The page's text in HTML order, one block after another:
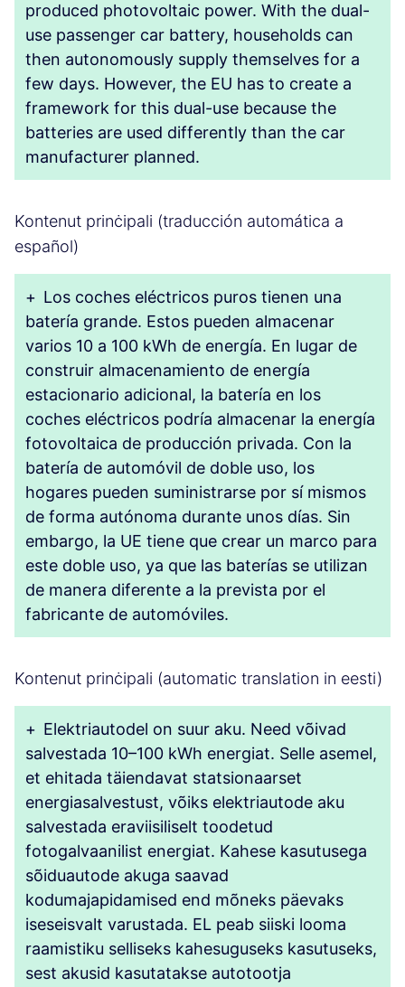
produced photovoltaic power. With the dual-
use passenger car battery, households can
then autonomously supply themselves for a
few days. However, the EU has to create a
framework for this dual-use because the
batteries are used differently than the car
manufacturer planned.
Kontenut prinċipali (traducción automática a
español)
+ Los coches eléctricos puros tienen una
batería grande. Estos pueden almacenar
varios 10 a 100 kWh de energía. En lugar de
construir almacenamiento de energía
estacionario adicional, la batería en los
coches eléctricos podría almacenar la energía
fotovoltaica de producción privada. Con la
batería de automóvil de doble uso, los
hogares pueden suministrarse por sí mismos
de forma autónoma durante unos días. Sin
embargo, la UE tiene que crear un marco para
este doble uso, ya que las baterías se utilizan
de manera diferente a la prevista por el
fabricante de automóviles.
Kontenut prinċipali (automatic translation in eesti)
+ Elektriautodel on suur aku. Need võivad
salvestada 10–100 kWh energiat. Selle asemel,
et ehitada täiendavat statsionaarset
energiasalvestust, võiks elektriautode aku
salvestada eraviisiliselt toodetud
fotogalvaanilist energiat. Kahese kasutusega
sõiduautode akuga saavad
kodumajapidamised end mõneks päevaks
iseseisvalt varustada. EL peab siiski looma
raamistiku selliseks kahesuguseks kasutuseks,
sest akusid kasutatakse autotootja